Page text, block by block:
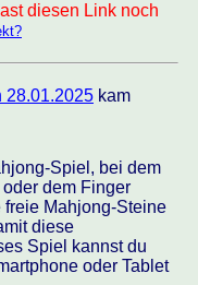
diesen Link noch
28.01.2025 kam
Spiel, bei dem
dem Finger
Mahjong-Steine
diese
Spiel kannst du
oder Tablet